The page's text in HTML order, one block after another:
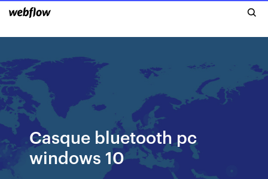
Casque bluetooth pc
windows 10